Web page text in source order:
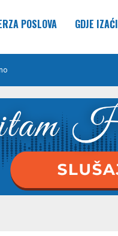
POSLOVA GDJE IZAĆI